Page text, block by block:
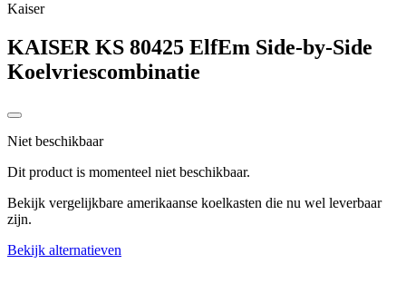
Kaiser
KAISER KS 80425 ElfEm Side-by-Side
Koelvriescombinatie
Niet beschikbaar
Dit product is momenteel niet beschikbaar.
Bekijk vergelijkbare amerikaanse koelkasten die nu wel leverbaar
zijn.
Bekijk alternatieven